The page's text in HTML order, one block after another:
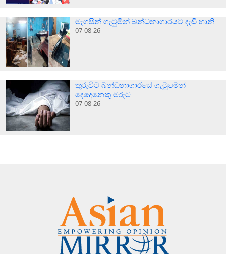
මැගසින් ගැටුමින් බන්ධනාගාරයට දැඩි හානි
07-08-26
කුරුවිට බන්ධනාගාරයේ ගැටුමෙන්
දෙදෙනෙකු මරුට
07-08-26